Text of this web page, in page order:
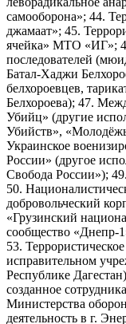
самооборона»; 44.
джамаат»; 45.
ячейка» МТО «ИГ»;
последователей
Батал-Хаджи
белхороевцев,
Белхороева); 47.
Убийц» (другие
Убийств»,
Украинское
России» (другое
Свобода России»);
50.
добровольческий
«Грузинский
сообщество «Днепр-
53.
исправительном
Республике
созданное
Министерства
деятельность в г.